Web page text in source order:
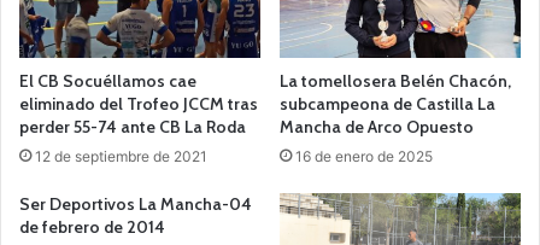
El CB Socuéllamos cae
eliminado del Trofeo JCCM tras
perder 55-74 ante CB La Roda
12 de septiembre de 2021
La tomellosera Belén Chacón,
subcampeona de Castilla La
Mancha de Arco Opuesto
16 de enero de 2025
Ser Deportivos La Mancha-04
de febrero de 2014